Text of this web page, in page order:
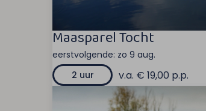
Maasparel Tocht
eerstvolgende: zo 9 aug.
2 uur
v.a. € 19,00 p.p.